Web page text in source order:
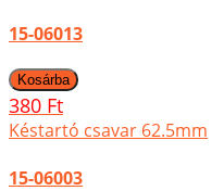
15-06013
380 Ft
Késtartó csavar 62.5mm
15-06003